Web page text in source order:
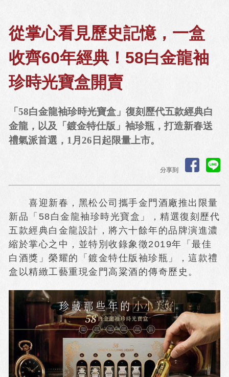
從掌心看見歷史記憶，一盒
收齊60年經典！58白金龍袖
珍時光寶盒開賣
「58白金龍袖珍時光寶盒」復刻歷代五款經典白
金龍，以及「鍍金特仕版」袖珍瓶，打造新春送
禮氣派首選，1月26日起限量上市。
分享到
喜迎新春，黑松公司攜手金門酒廠推出限量
新品「58白金龍袖珍時光寶盒」，精選復刻歷代
五款經典白金龍設計，將六十餘年的品牌演進濃
縮於掌心之中，並特別收錄象徵2019年「最佳
白酒獎」榮耀的「鍍金特仕版袖珍瓶」，這款禮
盒以精緻工藝重現金門高粱酒的傳奇歷史。